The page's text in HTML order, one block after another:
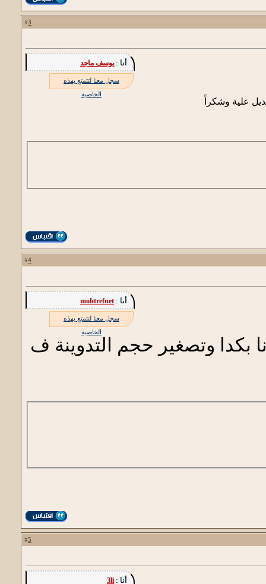
3
أنا :يوسف ماجد
سجل معنا لتتمتع بهذه
الخاصية
علية وشكراً
4
أنا :mohtrefnet
سجل معنا لتتمتع بهذه
الخاصية
بكدا وتصغير حجم التدوينة ف
5
أنا :3li